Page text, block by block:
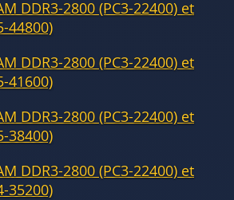
DDR3-2800 (PC3-22400) et
44800)
DDR3-2800 (PC3-22400) et
41600)
DDR3-2800 (PC3-22400) et
38400)
DDR3-2800 (PC3-22400) et
35200)